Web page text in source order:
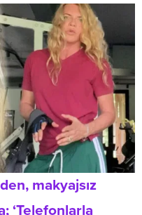
makyajsız
‘Telefonlarla